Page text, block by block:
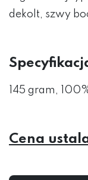
dekolt, szwy
145 gram,
Cena